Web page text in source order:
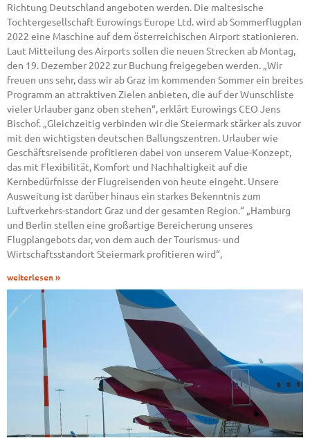
Richtung Deutschland angeboten werden. Die maltesische
Tochtergesellschaft Eurowings Europe Ltd. wird ab Sommerflugplan
2022 eine Maschine auf dem österreichischen Airport stationieren.
Laut Mitteilung des Airports sollen die neuen Strecken ab Montag,
den 19. Dezember 2022 zur Buchung freigegeben werden. „Wir
freuen uns sehr, dass wir ab Graz im kommenden Sommer ein breites
Programm an attraktiven Zielen anbieten, die auf der Wunschliste
vieler Urlauber ganz oben stehen“, erklärt Eurowings CEO Jens
Bischof. „Gleichzeitig verbinden wir die Steiermark stärker als zuvor
mit den wichtigsten deutschen Ballungszentren. Urlauber wie
Geschäftsreisende profitieren dabei von unserem Value-Konzept,
das mit Flexibilität, Komfort und Nachhaltigkeit auf die
Kernbedürfnisse der Flugreisenden von heute eingeht. Unsere
Ausweitung ist darüber hinaus ein starkes Bekenntnis zum
Luftverkehrs-standort Graz und der gesamten Region.“ „Hamburg
und Berlin stellen eine großartige Bereicherung unseres
Flugplangebots dar, von dem auch der Tourismus- und
Wirtschaftsstandort Steiermark profitieren wird“,
weiterlesen »